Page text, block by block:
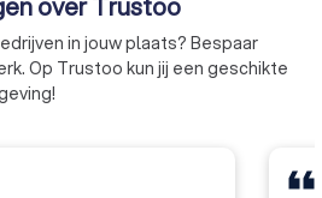
dan
fouten enin jouw plaats? Bespaar
Op Trustoo kun jij een geschikte